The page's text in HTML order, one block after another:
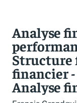
Analyse
Structure
financier -
Analyse